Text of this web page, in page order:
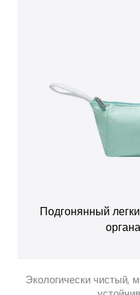
Подгонянный
Экологически чистый,